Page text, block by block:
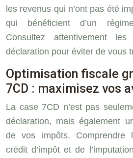
les revenus qui n’ont pas été
qui bénéficient d’un
Consultez attentivement
déclaration pour éviter de vous
Optimisation fiscale
7CD : maximisez vos
La case 7CD n’est pas
déclaration, mais également
de vos impôts. Comprendre
crédit d’impôt et de